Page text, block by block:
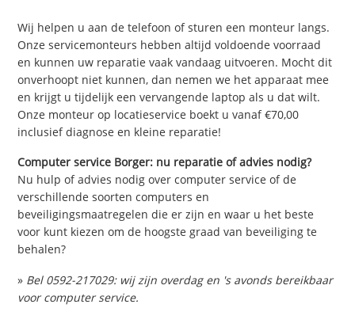
Wij helpen u aan de telefoon of sturen een monteur langs.
Onze servicemonteurs hebben altijd voldoende voorraad
en kunnen uw reparatie vaak vandaag uitvoeren. Mocht dit
onverhoopt niet kunnen, dan nemen we het apparaat mee
en krijgt u tijdelijk een vervangende laptop als u dat wilt.
Onze monteur op locatieservice boekt u vanaf €70,00
inclusief diagnose en kleine reparatie!
Computer service Borger: nu reparatie of advies nodig?
Nu hulp of advies nodig over computer service of de
verschillende soorten computers en
beveiligingsmaatregelen die er zijn en waar u het beste
voor kunt kiezen om de hoogste graad van beveiliging te
behalen?
» Bel 0592-217029: wij zijn overdag en 's avonds bereikbaar
voor computer service.